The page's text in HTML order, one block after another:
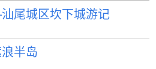
尾城区坎下城游记
半岛